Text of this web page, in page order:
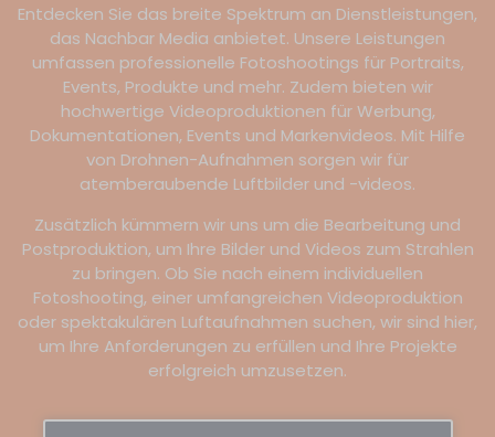
Entdecken Sie das breite Spektrum an Dienstleistungen,
das Nachbar Media anbietet. Unsere Leistungen
umfassen professionelle Fotoshootings für Portraits,
Events, Produkte und mehr. Zudem bieten wir
hochwertige Videoproduktionen für Werbung,
Dokumentationen, Events und Markenvideos. Mit Hilfe
von Drohnen-Aufnahmen sorgen wir für
atemberaubende Luftbilder und -videos.
Zusätzlich kümmern wir uns um die Bearbeitung und
Postproduktion, um Ihre Bilder und Videos zum Strahlen
zu bringen. Ob Sie nach einem individuellen
Fotoshooting, einer umfangreichen Videoproduktion
oder spektakulären Luftaufnahmen suchen, wir sind hier,
um Ihre Anforderungen zu erfüllen und Ihre Projekte
erfolgreich umzusetzen.